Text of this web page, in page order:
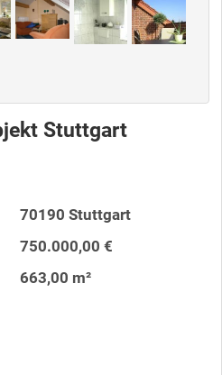
Stuttgart
70190 Stuttgart
750.000,00 €
663,00 m²